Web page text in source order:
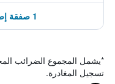
1 صفقة إضافية ابتداءً من 493 ﷼
*يشمل المجموع الضرائب
تسجيل المغادرة.